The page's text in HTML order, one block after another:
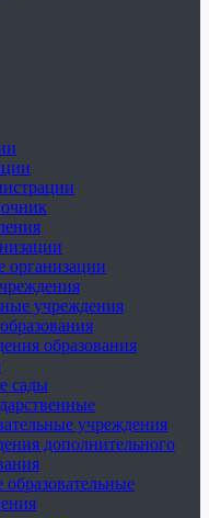
организации
учреждения
образования
сады
учреждения
дополнительного